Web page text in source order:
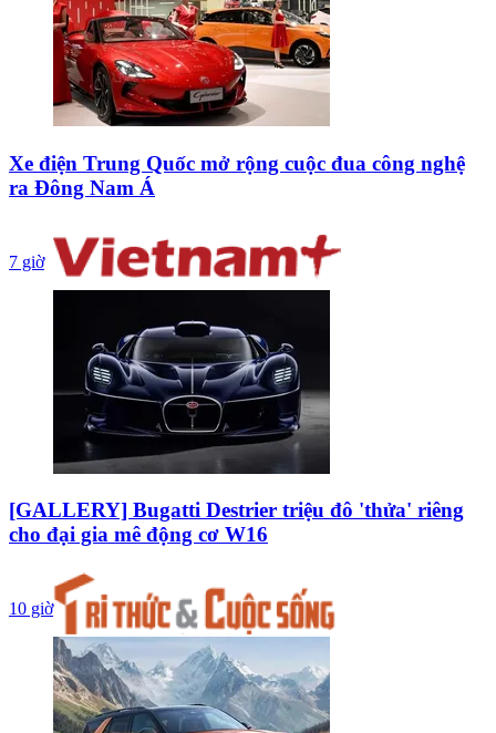
Xe điện Trung Quốc mở rộng cuộc đua công nghệ
ra Đông Nam Á
7 giờ
[GALLERY] Bugatti Destrier triệu đô 'thửa' riêng
cho đại gia mê động cơ W16
10 giờ